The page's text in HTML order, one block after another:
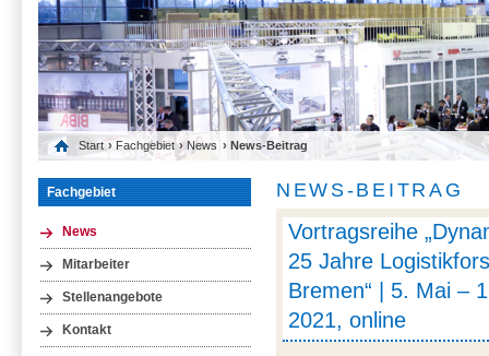
Start › Fachgebiet › News › News-Beitrag
Fachgebiet
News
Mitarbeiter
Stellenangebote
Kontakt
NEWS-BEITRAG
Vortragsreihe
25 Jahre
Bremen“ | 5. Mai –
2021, online